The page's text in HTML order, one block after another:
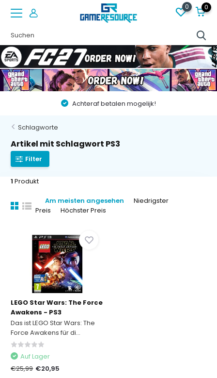
0 0
Achteraf betalen mogelijk!
Schlagworte
Artikel mit Schlagwort PS3
Filter
1 Produkt
Am meisten angesehen
Niedrigster
Preis
Höchster Preis
LEGO Star Wars: The Force
Awakens - PS3
Das ist LEGO Star Wars: The
Force Awakens für di...
Auf Lager
€25,99 €20,95